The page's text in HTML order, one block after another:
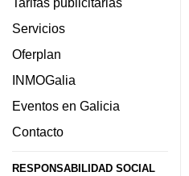
Servicios
Oferplan
INMOGalia
Eventos en Galicia
Contacto
RESPONSABILIDAD SOCIAL